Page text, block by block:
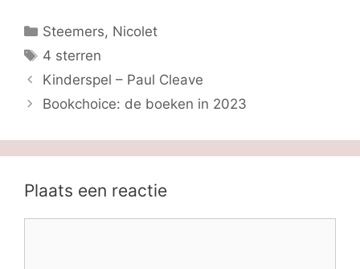
Categorieën
Steemers, Nicolet
Tags
4 sterren
Kinderspel – Paul Cleave
Bookchoice: de boeken in 2023
Plaats een reactie